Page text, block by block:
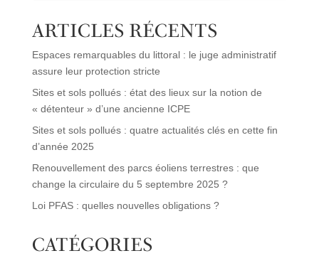
ARTICLES RÉCENTS
Espaces remarquables du littoral : le juge administratif
assure leur protection stricte
Sites et sols pollués : état des lieux sur la notion de
« détenteur » d’une ancienne ICPE
Sites et sols pollués : quatre actualités clés en cette fin
d’année 2025
Renouvellement des parcs éoliens terrestres : que
change la circulaire du 5 septembre 2025 ?
Loi PFAS : quelles nouvelles obligations ?
CATÉGORIES